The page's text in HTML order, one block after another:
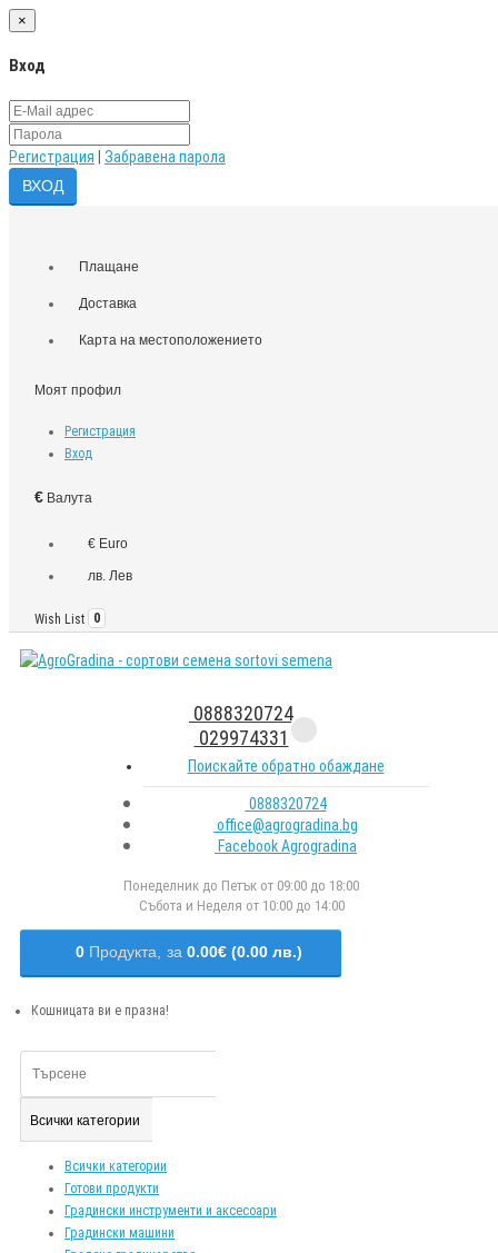
×
Вход
Регистрация Забравена парола
Плащане
Доставка
Карта на местоположението
Моят профил
Регистрация
Вход
€ Валута
€ Euro
лв. Лев
Wish List 0
0888320724
029974331
Поискайте обратно обаждане
0888320724
office@agrogradina.bg
Facebook Agrogradina
Понеделник до Петък от 09:00 до 18:00
Събота и Неделя от 10:00 до 14:00
0 Продукта, за 0.00€ (0.00 лв.)
Кошницата ви е празна!
Всички категории
Всички категории
Готови продукти
Градински инструменти и аксесоари
Градински машини